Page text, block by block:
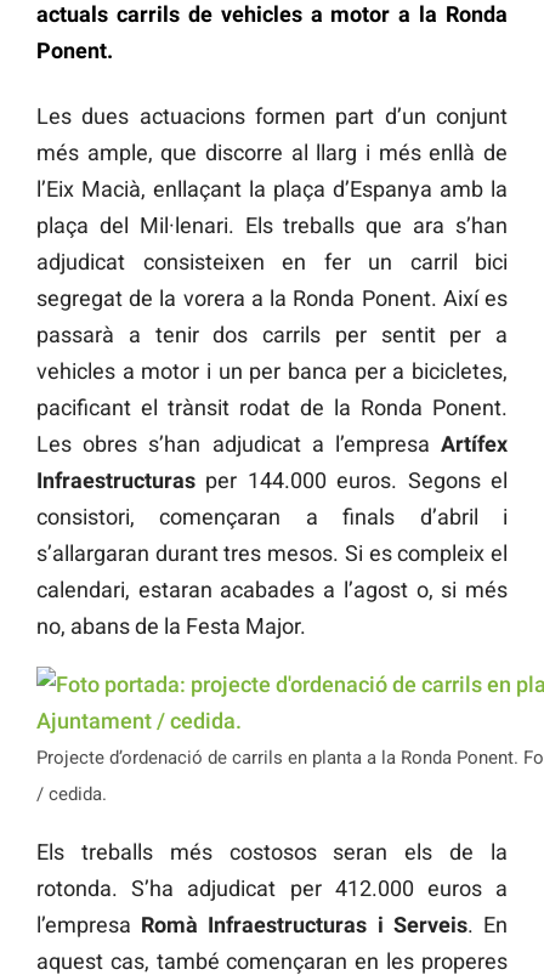
actuals carrils de vehicles a motor a la Ronda
Ponent.
Les dues actuacions formen part d’un conjunt
més ample, que discorre al llarg i més enllà de
l’Eix Macià, enllaçant la plaça d’Espanya amb la
plaça del Mil·lenari. Els treballs que ara s’han
adjudicat consisteixen en fer un carril bici
segregat de la vorera a la Ronda Ponent. Així es
passarà a tenir dos carrils per sentit per a
vehicles a motor i un per banca per a bicicletes,
pacificant el trànsit rodat de la Ronda Ponent.
Les obres s’han adjudicat a l’empresa Artífex
Infraestructuras per 144.000 euros. Segons el
consistori, començaran a finals d’abril i
s’allargaran durant tres mesos. Si es compleix el
calendari, estaran acabades a l’agost o, si més
no, abans de la Festa Major.
Projecte d’ordenació de carrils en planta a la Ronda Ponent.
/ cedida.
Els treballs més costosos seran els de la
rotonda. S’ha adjudicat per 412.000 euros a
l’empresa Romà Infraestructuras i Serveis. En
aquest cas, també començaran en les properes